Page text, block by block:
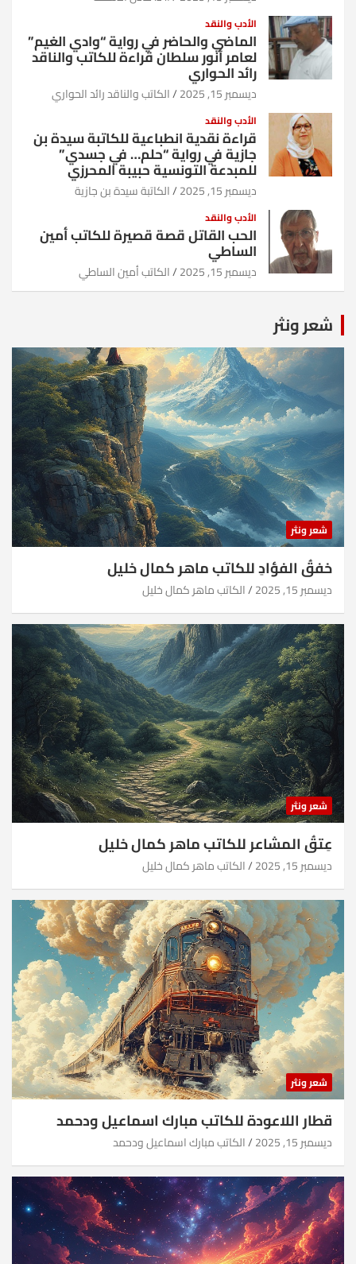
الأدب والنقد
الماضي والحاضر في رواية “وادي الغيم”
لعامر أنور سلطان قراءة للكاتب والناقد
رائد الحواري
ديسمبر 15, 2025 الكاتب والناقد رائد الحواري
الأدب والنقد
قراءة نقدية انطباعية للكاتبة سيدة بن
جازية في رواية “حلم… في جسدي”
للمبدعة التونسية حبيبة المحرزي
ديسمبر 15, 2025 الكاتبة سيدة بن جازية
الأدب والنقد
الحب القاتل قصة قصيرة للكاتب أمين
الساطي
ديسمبر 15, 2025 الكاتب أمين الساطي
شعر ونثر
شعر ونثر
خفقُ الفؤادِ للكاتب ماهر كمال خليل
ديسمبر 15, 2025 الكاتب ماهر كمال خليل
شعر ونثر
عِتقُ المشاعر للكاتب ماهر كمال خليل
ديسمبر 15, 2025 الكاتب ماهر كمال خليل
شعر ونثر
قطار اللاعودة للكاتب مبارك اسماعيل ودحمد
ديسمبر 15, 2025 الكاتب مبارك اسماعيل ودحمد